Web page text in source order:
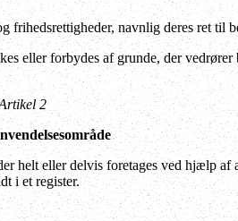
navnlig deres ret til
eller forbydes af grunde, der vedrører
2
helt eller delvis foretages ved hjælp af
i et register.